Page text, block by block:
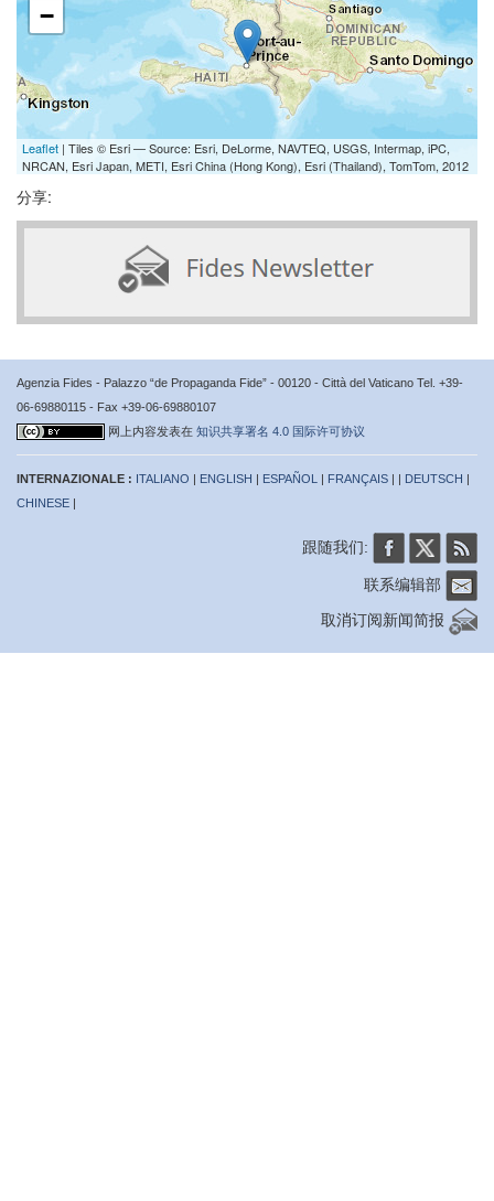
−
Leaflet | Tiles © Esri — Source: Esri, DeLorme, NAVTEQ, USGS, Intermap, iPC,
NRCAN, Esri Japan, METI, Esri China (Hong Kong), Esri (Thailand), TomTom, 2012
分享:
Agenzia Fides - Palazzo “de Propaganda Fide” - 00120 - Città del Vaticano Tel. +39-
06-69880115 - Fax +39-06-69880107
网上内容发表在 知识共享署名 4.0 国际许可协议
INTERNAZIONALE : ITALIANO | ENGLISH | ESPAÑOL | FRANÇAIS | | DEUTSCH |
CHINESE |
跟随我们:
联系编辑部
取消订阅新闻简报